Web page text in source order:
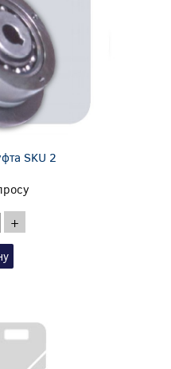
SKU 2
+